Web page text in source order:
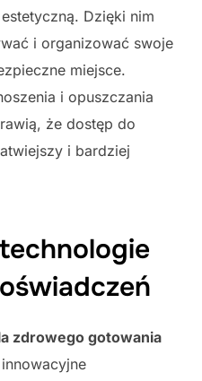
Dzięki nim
i organizować swoje
miejsce.
i opuszczania
że dostęp do
i bardziej
zdrowego gotowania